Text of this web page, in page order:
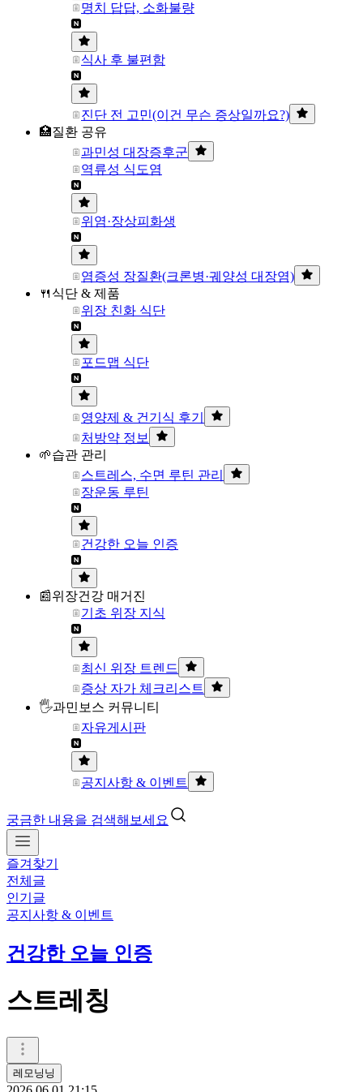
명치 답답, 소화불량
식사 후 불편함
진단 전 고민(이건 무슨 증상일까요?)
🏥질환 공유
과민성 대장증후군
역류성 식도염
위염·장상피화생
염증성 장질환(크론병·궤양성 대장염)
🍴식단 & 제품
위장 친화 식단
포드맵 식단
영양제 & 건기식 후기
처방약 정보
🌱습관 관리
스트레스, 수면 루틴 관리
장운동 루틴
건강한 오늘 인증
📰위장건강 매거진
기초 위장 지식
최신 위장 트렌드
증상 자가 체크리스트
🖐과민보스 커뮤니티
자유게시판
공지사항 & 이벤트
궁금한 내용을 검색해보세요
즐겨찾기
전체글
인기글
공지사항 & 이벤트
건강한 오늘 인증
스트레칭
레모닝닝